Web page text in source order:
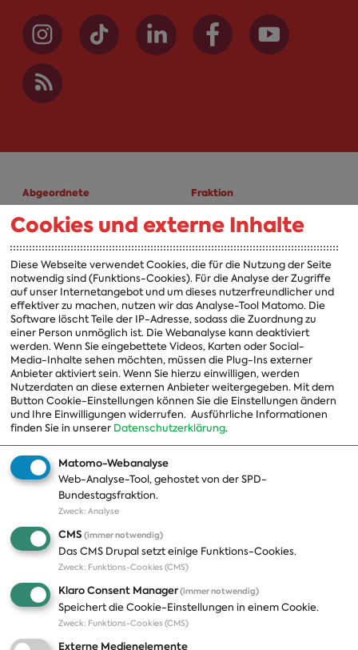
Abgeordnete
A-Z
Fraktion
Fraktion
Vorsitzender
Vorstand
Arbeitsgruppen
Ausschussvorsitzende
Beauftragte
Landesgruppen
Organisation
Themen
Positionen
Publikationen
Presse
Fotos
Pressekontakt
Termine
Cookies und externe Inhalte
Diese Webseite verwendet Cookies, die für die Nutzung der Seite
notwendig sind (Funktions-Cookies). Für die Analyse der Zugriffe
auf unser Internetangebot und um dieses nutzerfreundlicher und
effektiver zu machen, nutzen wir das Analyse-Tool Matomo. Die
Software löscht Teile der IP-Adresse, sodass die Zuordnung zu
einer Person unmöglich ist. Die Webanalyse kann deaktiviert
werden. Wenn Sie eingebettete Videos, Karten oder Social-
Media-Inhalte sehen möchten, müssen die Plug-Ins externer
Anbieter aktiviert sein. Wenn Sie hierzu einwilligen, werden
Nutzerdaten an diese externen Anbieter weitergegeben. Mit dem
Button Cookie-Einstellungen können Sie die Einstellungen ändern
und Ihre Einwilligungen widerrufen. Ausführliche Informationen
finden Sie in unserer Datenschutzerklärung.
Matomo-Webanalyse
Web-Analyse-Tool, gehostet von der SPD-
Bundestagsfraktion.
Zweck: Analyse
CMS (immer notwendig)
Das CMS Drupal setzt einige Funktions-Cookies.
Zweck: Funktions-Cookies (CMS)
Klaro Consent Manager(immer notwendig)
Speichert die Cookie-Einstellungen in einem Cookie.
Zweck: Funktions-Cookies (CMS)
Externe Medienelemente